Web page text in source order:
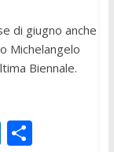
di giugno anche
Michelangelo
Biennale.
Li C